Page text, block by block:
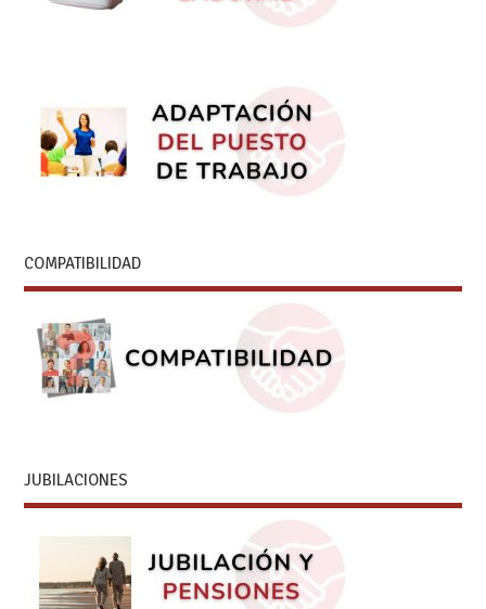
COMPATIBILIDAD
JUBILACIONES